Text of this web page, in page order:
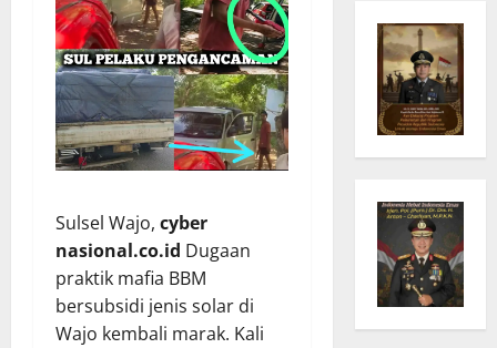
Sulsel Wajo, cyber
nasional.co.id Dugaan
praktik mafia BBM
bersubsidi jenis solar di
Wajo kembali marak. Kali